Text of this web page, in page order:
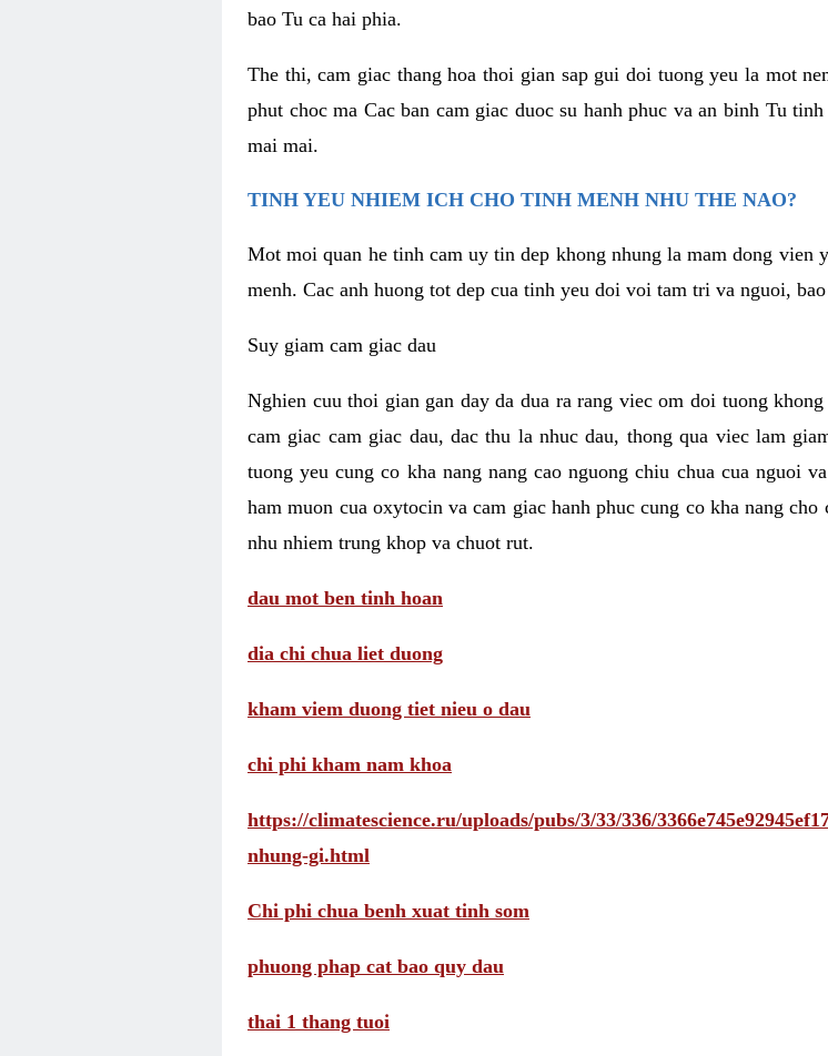
bao Tu ca hai phia.
The thi, cam giac thang hoa thoi gian sap gui doi tuong yeu la mot
phut choc ma Cac ban cam giac duoc su hanh phuc va an binh Tu
mai mai.
TINH YEU NHIEM ICH CHO TINH MENH NHU THE NAO?
Mot moi quan he tinh cam uy tin dep khong nhung la mam dong vien
menh. Cac anh huong tot dep cua tinh yeu doi voi tam tri va nguoi,
Suy giam cam giac dau
Nghien cuu thoi gian gan day da dua ra rang viec om doi tuong
cam giac cam giac dau, dac thu la nhuc dau, thong qua viec lam
tuong yeu cung co kha nang nang cao nguong chiu chua cua nguoi
ham muon cua oxytocin va cam giac hanh phuc cung co kha nang
nhu nhiem trung khop va chuot rut.
dau mot ben tinh hoan
dia chi chua liet duong
kham viem duong tiet nieu o dau
chi phi kham nam khoa
https://climatescience.ru/uploads/pubs/3/33/336/
nhung-gi.html
Chi phi chua benh xuat tinh som
phuong phap cat bao quy dau
thai 1 thang tuoi